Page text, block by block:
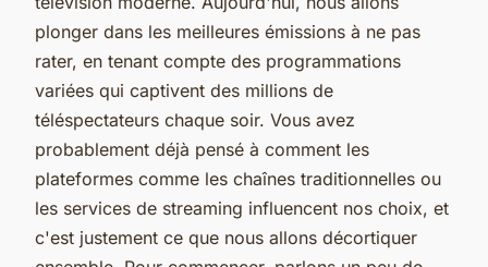
plonger dans les meilleures émissions à ne pas
rater, en tenant compte des programmations
variées qui captivent des millions de
téléspectateurs chaque soir. Vous avez
probablement déjà pensé à comment les
plateformes comme les chaînes traditionnelles ou
les services de streaming influencent nos choix, et
c'est justement ce que nous allons décortiquer